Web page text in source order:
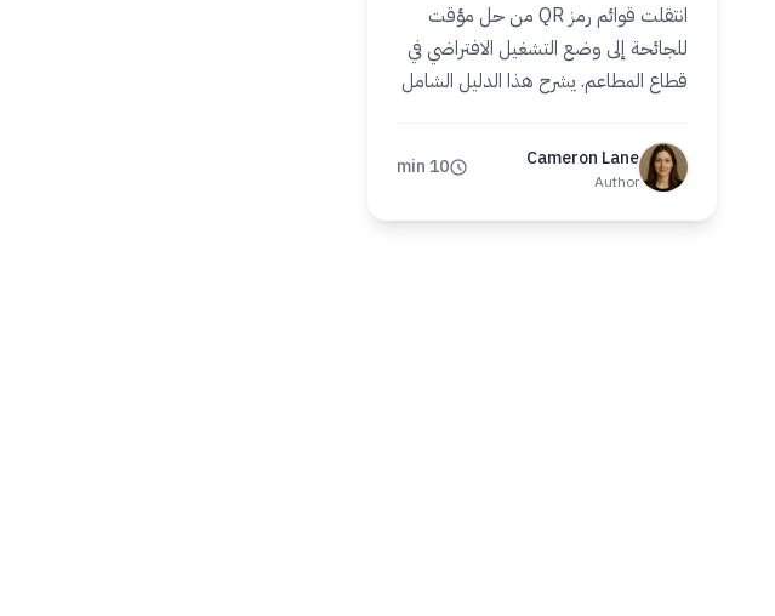
انتقلت قوائم رمز QR من حل مؤقت
للجائحة إلى وضع التشغيل الافتراضي في
قطاع المطاعم. يشرح هذا الدليل الشامل
إطلاق قائمتك في دقائق.
Cameron Lane
Author
10 min